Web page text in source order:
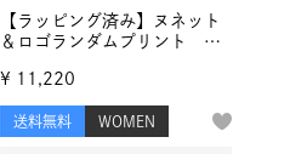
【ラッピング済み】ヌネット
＆ロゴランダムプリント セ
¥ 11,220
送料無料 WOMEN